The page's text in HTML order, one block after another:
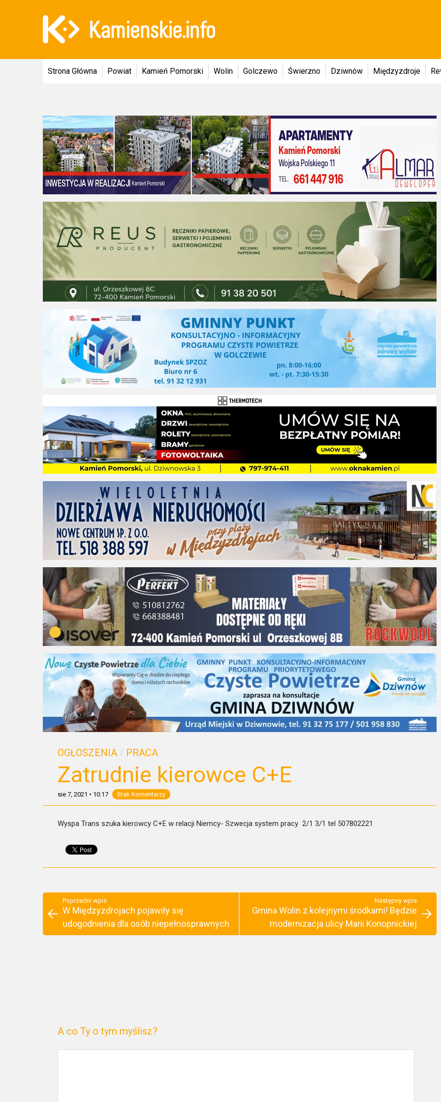
Strona Główna Powiat Kamień Pomorski Wolin Golczewo Świerzno Dziwnów Międzyzdroje
OGŁOSZENIA / PRACA
Zatrudnie kierowce C+E
sie 7, 2021 • 10:17 Brak Komentarzy
Wyspa Trans szuka kierowcy C+E w relacji Niemcy- Szwecja system pracy 2/1 3/1 tel 507802221
Poprzedni wpis
W Międzyzdrojach pojawiły się
udogodnienia dla osób niepełnosprawnych
Następny wpis
Gmina Wolin z kolejnymi środkami! Będzie
modernizacja ulicy Marii Konopnickiej
A co Ty o tym myślisz?